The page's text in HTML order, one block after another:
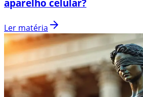
aparelho celular?
Ler matéria